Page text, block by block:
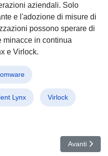
aziendali. Solo
e l'adozione di misure di
possono sperare di
minacce in continua
e Virlock.
Lynx Virlock
AI dalla Cina: Nuova Era di
Articolo
Avanti